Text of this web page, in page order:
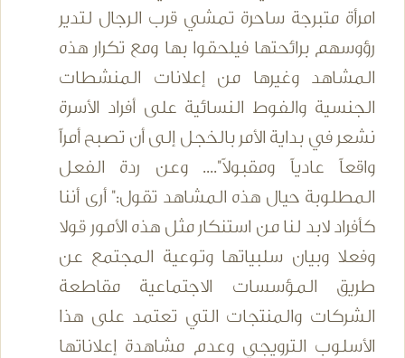
امرأة متبرجة ساحرة تمشي قرب الرجال لتدير
رؤوسهم برائحتها فيلحقوا بها ومع تكرار هذه
المشاهد وغيرها من إعلانات المنشطات
الجنسية والفوط النسائية على أفراد الأسرة
نشعر في بداية الأمر بالخجل إلى أن تصبح أمراً
واقعاً عادياً ومقبولاً".... وعن ردة الفعل
المطلوبة حيال هذه المشاهد تقول:" أرى أننا
كأفراد لابد لنا من استنكار مثل هذه الأمور قولا
وفعلا وبيان سلبياتها وتوعية المجتمع عن
طريق المؤسسات الاجتماعية مقاطعة
الشركات والمنتجات التي تعتمد على هذا
الأسلوب الترويجي وعدم مشاهدة إعلاناتها